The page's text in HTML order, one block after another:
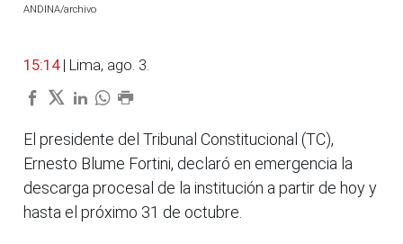
ANDINA/archivo
15:14 | Lima, ago. 3.
El presidente del Tribunal Constitucional (TC),
Ernesto Blume Fortini, declaró en emergencia la
descarga procesal de la institución a partir de hoy y
hasta el próximo 31 de octubre.